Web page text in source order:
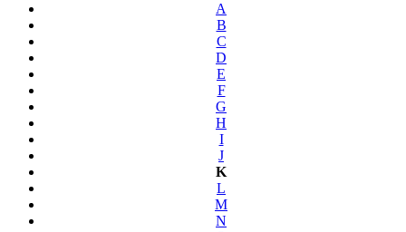
A
B
C
D
E
F
G
H
I
J
K
L
M
N